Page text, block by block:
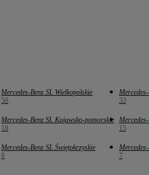
Mercedes-Benz SL Wielkopolskie
50
33
Mercedes-Benz SL Kujawsko-pomorskie
18
15
Mercedes-Benz SL Świętokrzyskie
8
7